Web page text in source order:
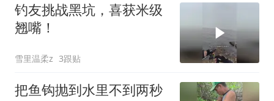
钓友挑战黑坑，喜获米级
翘嘴！
雪里温柔z 3跟贴
把鱼钩抛到水里不到两秒